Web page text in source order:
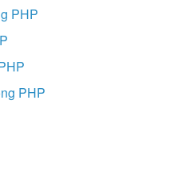
PHP
PHP